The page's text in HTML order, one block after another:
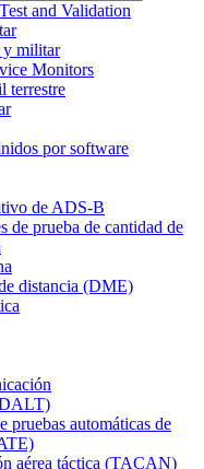
and Validation
y militar
Monitors
terrestre
por software
de ADS-B
de prueba de cantidad de
distancia (DME)
pruebas automáticas de
aérea táctica (TACAN)